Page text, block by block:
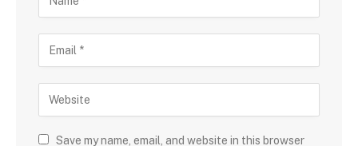
Save my name, email, and website in this browser